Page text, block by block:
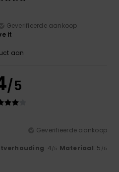
Geverifieerde aankoop
it
aan
/5
Geverifieerde aankoop
: 4/5 Materiaal: 5 /5